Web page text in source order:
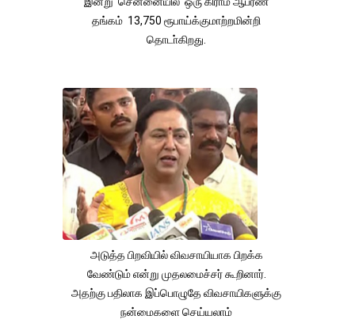
தங்கம் 13,750 ரூபாய்க்குமாற்றமின்றி
தொடா்கிறது.
அடுத்த பிறவியில் விவசாயியாக பிறக்க
வேண்டும் என்று முதலமைச்சர் கூறினார்.
அதற்கு பதிலாக இப்பொழுதே விவசாயிகளுக்கு
நன்மைகளை செய்யலாம்